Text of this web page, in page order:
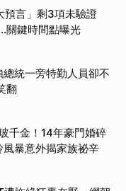
預言」剩3項未驗證
關鍵時間點曝光
統一旁特勤人員卻不
翻
千金！14年豪門婚碎
暴意外揭家族祕辛